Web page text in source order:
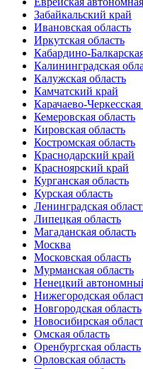
Забайкальский край
Ивановская область
Иркутская область
Кабардино-
Калининградская
Калужская область
Камчатский край
Карачаево-
Кемеровская область
Кировская область
Костромская область
Краснодарский край
Красноярский край
Курганская область
Курская область
Ленинградская
Липецкая область
Магаданская область
Москва
Московская область
Мурманская область
Ненецкий
Нижегородская
Новгородская область
Новосибирская
Омская область
Оренбургская область
Орловская область